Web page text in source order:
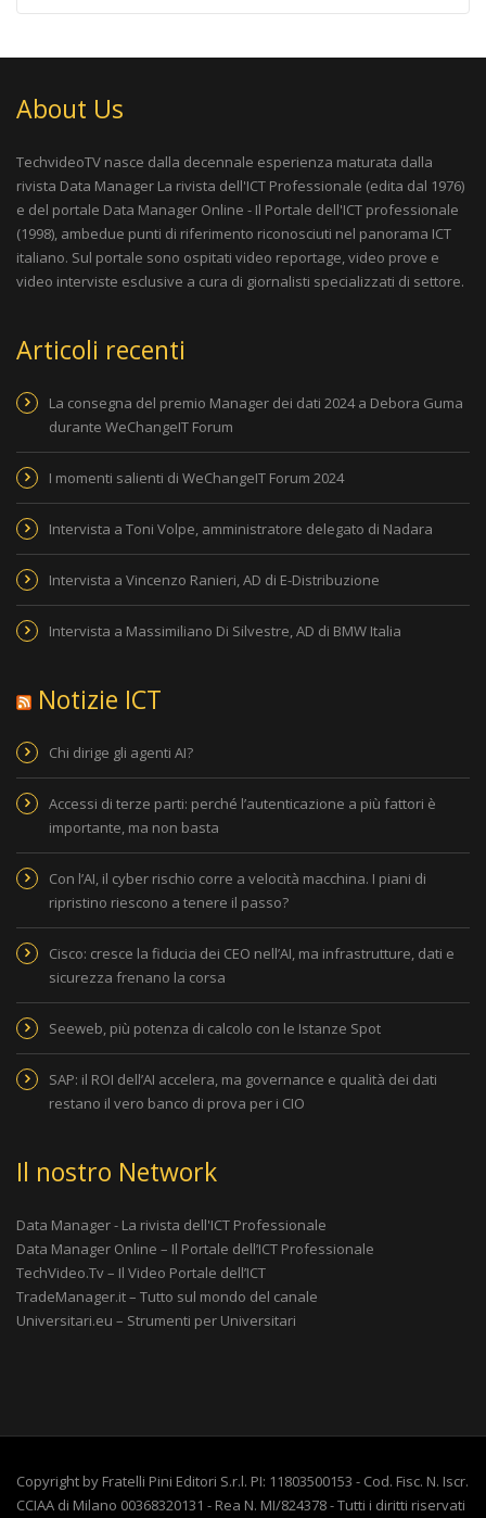
About Us
TechvideoTV nasce dalla decennale esperienza maturata dalla
rivista Data Manager La rivista dell'ICT Professionale (edita dal 1976)
e del portale Data Manager Online - Il Portale dell'ICT professionale
(1998), ambedue punti di riferimento riconosciuti nel panorama ICT
italiano. Sul portale sono ospitati video reportage, video prove e
video interviste esclusive a cura di giornalisti specializzati di settore.
Articoli recenti
La consegna del premio Manager dei dati 2024 a Debora Guma
durante WeChangeIT Forum
I momenti salienti di WeChangeIT Forum 2024
Intervista a Toni Volpe, amministratore delegato di Nadara
Intervista a Vincenzo Ranieri, AD di E-Distribuzione
Intervista a Massimiliano Di Silvestre, AD di BMW Italia
Notizie ICT
Chi dirige gli agenti AI?
Accessi di terze parti: perché l’autenticazione a più fattori è
importante, ma non basta
Con l’AI, il cyber rischio corre a velocità macchina. I piani di
ripristino riescono a tenere il passo?
Cisco: cresce la fiducia dei CEO nell’AI, ma infrastrutture, dati e
sicurezza frenano la corsa
Seeweb, più potenza di calcolo con le Istanze Spot
SAP: il ROI dell’AI accelera, ma governance e qualità dei dati
restano il vero banco di prova per i CIO
Il nostro Network
Data Manager - La rivista dell'ICT Professionale
Data Manager Online – Il Portale dell’ICT Professionale
TechVideo.Tv – Il Video Portale dell’ICT
TradeManager.it – Tutto sul mondo del canale
Universitari.eu – Strumenti per Universitari
Copyright by Fratelli Pini Editori S.r.l. PI: 11803500153 - Cod. Fisc. N. Iscr.
CCIAA di Milano 00368320131 - Rea N. MI/824378 - Tutti i diritti riservati